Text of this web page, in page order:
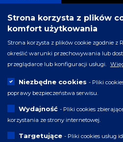
Strona korzysta z plików
komfort użytkowania
Strona korzysta z plików cookie zgodnie z
określić warunki przechowywania lub
przeglądarce lub konfiguracji usługi.
Niezbędne cookies - Pliki
poprawy bezpieczeństwa serwisu.
Wydajność - Pliki cookies
korzystania ze strony internetowej.
Targetujące - Pliki cookies usług